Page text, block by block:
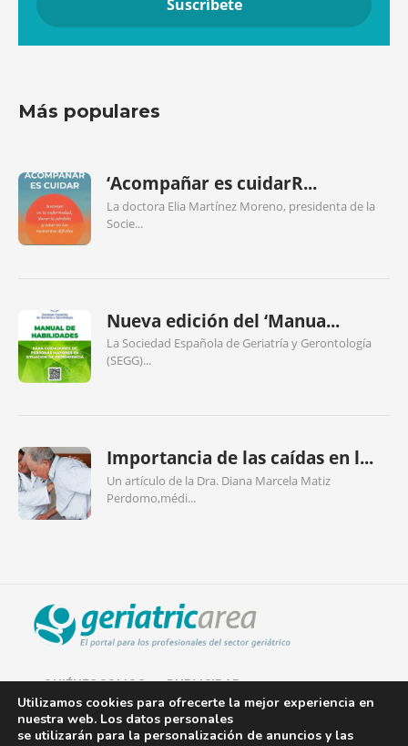
Más populares
‘Acompañar es cuidarR...
La doctora Elia Martínez Moreno, presidenta de la
Socie...
Nueva edición del ‘Manua...
La Sociedad Española de Geriatría y Gerontología
(SEGG)...
Importancia de las caídas en l...
Un artículo de la Dra. Diana Marcela Matiz
Perdomo,médi...
QUIÉNES SOMOS PUBLICIDAD
AVISO LEGAL
Utilizamos cookies para ofrecerte la mejor experiencia en
nuestra web. Los datos personales
se utilizarán para la personalización de anuncios y las